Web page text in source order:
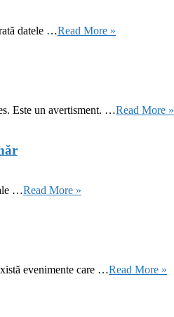
datele …Read More »
Este un avertisment. …Read More »
…Read More »
evenimente care …Read More »